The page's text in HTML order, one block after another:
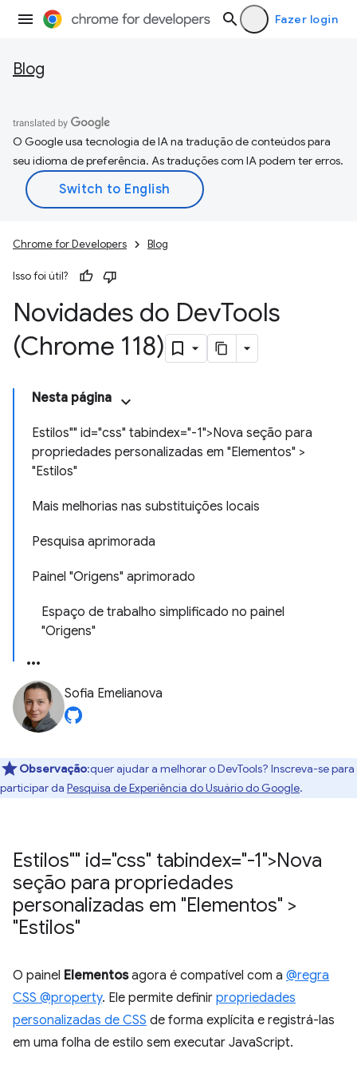
Fazer login
Blog
O Google usa tecnologia de IA na tradução de conteúdos para
seu idioma de preferência. As traduções com IA podem ter erros.
Chrome for Developers Blog
Isso foi útil?
Novidades do DevTools
(Chrome 118)
Nesta página
Estilos"" id="css" tabindex="-1">Nova seção para
propriedades personalizadas em "Elementos" >
"Estilos"
Mais melhorias nas substituições locais
Pesquisa aprimorada
Painel "Origens" aprimorado
Espaço de trabalho simplificado no painel
"Origens"
Sofia Emelianova
Observação:quer ajudar a melhorar o DevTools? Inscreva-se para
participar da Pesquisa de Experiência do Usuário do Google.
Estilos"" id="css" tabindex="-1">Nova
seção para propriedades
personalizadas em "Elementos" >
"Estilos"
O painel Elementosagora é compatível com a @regra
CSS @property. Ele permite definir propriedades
personalizadas de CSS de forma explícita e registrá-las
em uma folha de estilo sem executar JavaScript.